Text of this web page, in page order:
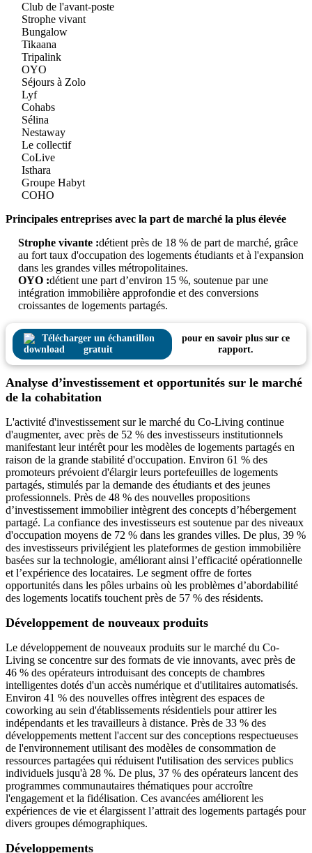
Club de l'avant-poste
Strophe vivant
Bungalow
Tikaana
Tripalink
OYO
Séjours à Zolo
Lyf
Cohabs
Sélina
Nestaway
Le collectif
CoLive
Isthara
Groupe Habyt
COHO
Principales entreprises avec la part de marché la plus élevée
Strophe vivante :détient près de 18 % de part de marché, grâce
au fort taux d'occupation des logements étudiants et à l'expansion
dans les grandes villes métropolitaines.
OYO :détient une part d’environ 15 %, soutenue par une
intégration immobilière approfondie et des conversions
croissantes de logements partagés.
Télécharger un échantillon
gratuit
pour en savoir plus sur ce
rapport.
Analyse d’investissement et opportunités sur le marché
de la cohabitation
L'activité d'investissement sur le marché du Co-Living continue
d'augmenter, avec près de 52 % des investisseurs institutionnels
manifestant leur intérêt pour les modèles de logements partagés en
raison de la grande stabilité d'occupation. Environ 61 % des
promoteurs prévoient d'élargir leurs portefeuilles de logements
partagés, stimulés par la demande des étudiants et des jeunes
professionnels. Près de 48 % des nouvelles propositions
d’investissement immobilier intègrent des concepts d’hébergement
partagé. La confiance des investisseurs est soutenue par des niveaux
d'occupation moyens de 72 % dans les grandes villes. De plus, 39 %
des investisseurs privilégient les plateformes de gestion immobilière
basées sur la technologie, améliorant ainsi l’efficacité opérationnelle
et l’expérience des locataires. Le segment offre de fortes
opportunités dans les pôles urbains où les problèmes d’abordabilité
des logements locatifs touchent près de 57 % des résidents.
Développement de nouveaux produits
Le développement de nouveaux produits sur le marché du Co-
Living se concentre sur des formats de vie innovants, avec près de
46 % des opérateurs introduisant des concepts de chambres
intelligentes dotés d'un accès numérique et d'utilitaires automatisés.
Environ 41 % des nouvelles offres intègrent des espaces de
coworking au sein d'établissements résidentiels pour attirer les
indépendants et les travailleurs à distance. Près de 33 % des
développements mettent l'accent sur des conceptions respectueuses
de l'environnement utilisant des modèles de consommation de
ressources partagées qui réduisent l'utilisation des services publics
individuels jusqu'à 28 %. De plus, 37 % des opérateurs lancent des
programmes communautaires thématiques pour accroître
l'engagement et la fidélisation. Ces avancées améliorent les
expériences de vie et élargissent l’attrait des logements partagés pour
divers groupes démographiques.
Développements